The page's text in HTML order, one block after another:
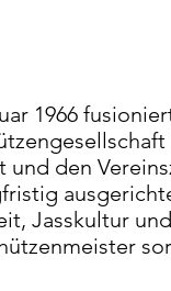
1966
und den
Jasskultur